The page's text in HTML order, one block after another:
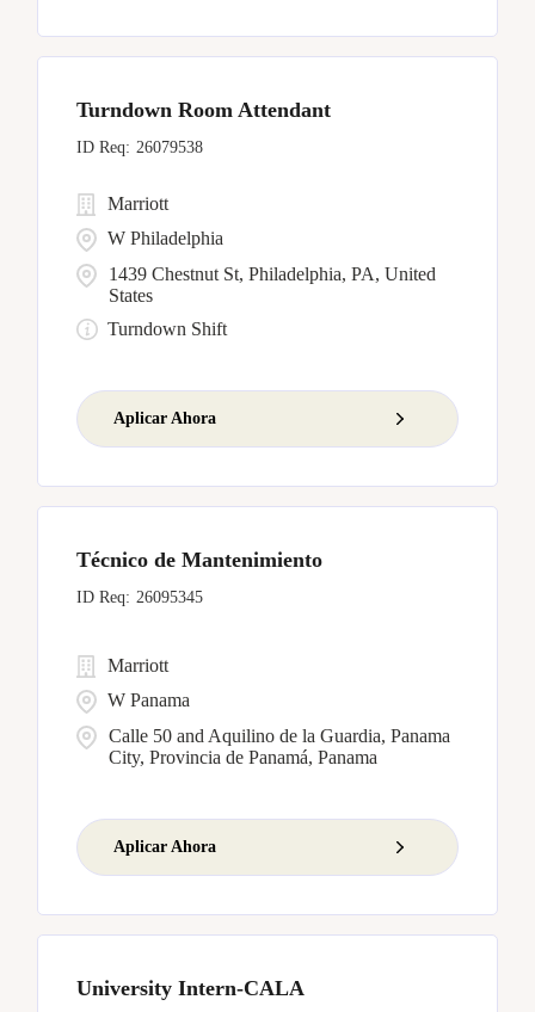
Turndown Room Attendant
26079538
1439 Chestnut St, Philadelphia, PA, United
States
Marriott
W Philadelphia
Turndown Shift
Aplicar Ahora
Técnico de Mantenimiento
26095345
Calle 50 and Aquilino de la Guardia, Panama
City, Provincia de Panamá, Panama
Marriott
W Panama
Aplicar Ahora
University Intern-CALA